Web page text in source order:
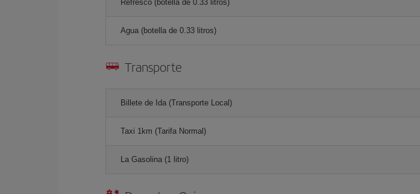
Refresco (botella de 0.33 litros)
Agua (botella de 0.33 litros)
Transporte
Billete de Ida (Transporte Local)
Taxi 1km (Tarifa Normal)
La Gasolina (1 litro)